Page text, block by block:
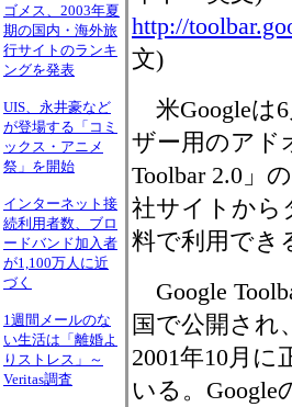
ゴメス、2003年夏
期の国内・海外旅
行サイトのランキ
ングを発表
UIS、永井豪など
が登場する「コミ
ックス・アニメ
祭」を開始
インターネット接
続利用者数、ブロ
ードバンド加入者
が1,100万人に近
づく
1週間メールのな
い生活は「離婚よ
りストレス」～
Veritas調査
http://
文)
米Googleは
ザー用のアド
Toolbar 2.0」
社サイトから
料で利用でき
Google
国で公開され
2001年10月
いる。Google